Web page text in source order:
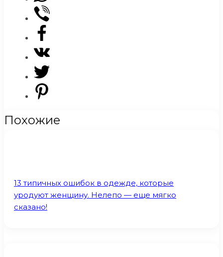
Похожие
13 типичных ошибок в одежде, которые
уродуют женщину. Нелепо — еще мягко
сказано!